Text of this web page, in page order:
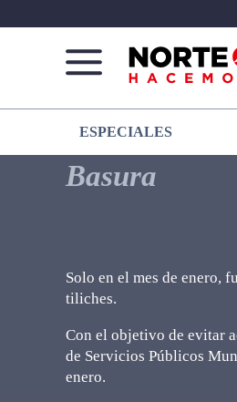
Norte
De
Chihuahua
Más
que
noticias,
hacemos
ESPECIALES
Basura
Solo en el mes de enero,
tiliches.
Con el objetivo de evitar
de Servicios Públicos
enero.